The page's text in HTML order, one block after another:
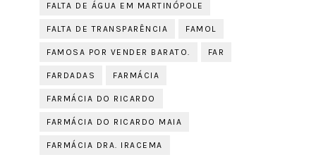
FALTA DE ÁGUA EM MARTINÓPOLE
FALTA DE TRANSPARÊNCIA FAMOL
FAMOSA POR VENDER BARATO. FAR
FARDADAS FARMÁCIA
FARMÁCIA DO RICARDO
FARMÁCIA DO RICARDO MAIA
FARMÁCIA DRA. IRACEMA